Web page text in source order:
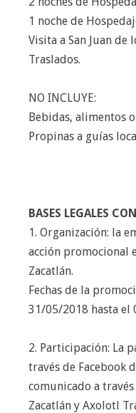
1 noche de
Visita a San Juan de
Traslados.
NO INCLUYE:
Bebidas, alimentos
Propinas a guías
BASES LEGALES
1. Organización: la
acción promocional
Zacatlán.
Fechas de la
31/05/2018 hasta el
2. Participación: La
través de Facebook
comunicado a
Zacatlán y Axolotl